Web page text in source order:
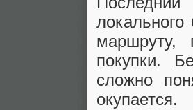
маршруту,
покупки.
сложно
окупается.